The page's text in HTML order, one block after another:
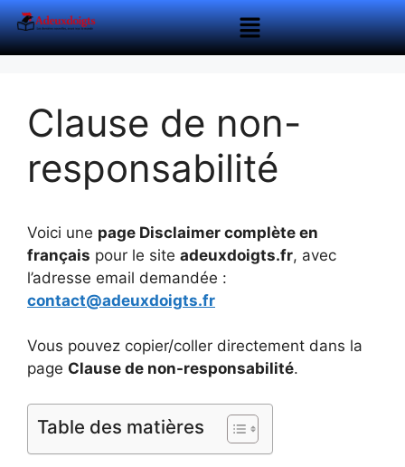
Clause de non-
responsabilité
Voici une page Disclaimer complète en
français pour le site adeuxdoigts.fr, avec
l’adresse email demandée :
contact@adeuxdoigts.fr
Vous pouvez copier/coller directement dans la
page Clause de non-responsabilité.
Table des matières